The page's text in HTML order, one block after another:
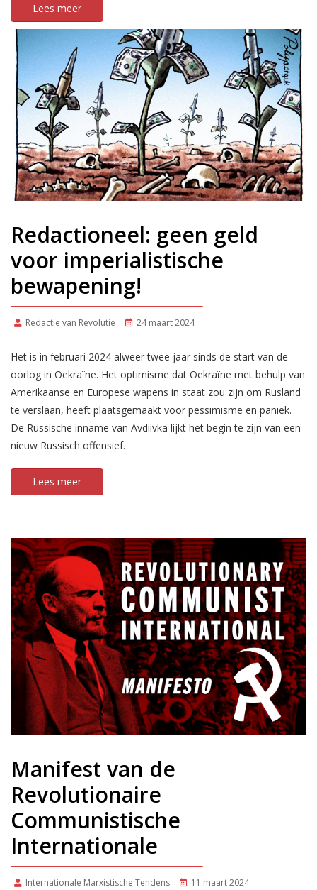
Lees meer
Redactioneel: geen geld
voor imperialistische
bewapening!
Redactie van Revolutie 24 maart 2024
Het is in februari 2024 alweer twee jaar sinds de start van de
oorlog in Oekraïne. Het optimisme dat Oekraïne met behulp van
Amerikaanse en Europese wapens in staat zou zijn om Rusland
te verslaan, heeft plaatsgemaakt voor pessimisme en paniek.
De Russische inname van Avdiivka lijkt het begin te zijn van een
nieuw Russisch offensief.
Lees meer
Manifest van de
Revolutionaire
Communistische
Internationale
Internationale Marxistische Tendens 11 maart 2024